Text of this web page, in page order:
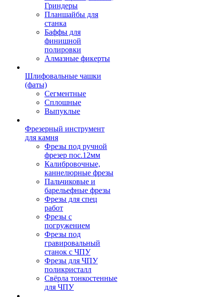
Гриндеры
Планшайбы для
станка
Баффы для
финишной
полировки
Алмазные фикерты
Шлифовальные чашки
(фаты)
Сегментные
Сплошные
Выпуклые
Фрезерный инструмент
для камня
Фрезы под ручной
фрезер пос.12мм
Калибровочные,
каннелюрные фрезы
Пальчиковые и
барельефные фрезы
Фрезы для спец
работ
Фрезы с
погружением
Фрезы под
гравировальный
станок с ЧПУ
Фрезы для ЧПУ
поликристалл
Свёрла тонкостенные
для ЧПУ